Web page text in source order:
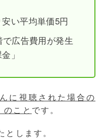
い平均単価5円
広告費用が発生
」
に視聴された場合の
こと です。
します。